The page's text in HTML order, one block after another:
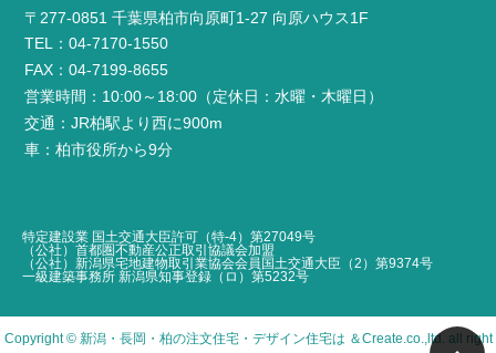
〒277-0851 千葉県柏市向原町1-27 向原ハウス1F
TEL：04-7170-1550
FAX：04-7199-8655
営業時間：10:00～18:00（定休日：水曜・木曜日）
交通：JR柏駅より西に900m
車：柏市役所から9分
特定建設業 国土交通大臣許可（特-4）第27049号
（公社）首都圏不動産公正取引協議会加盟
（公社）新潟県宅地建物取引業協会会員国土交通大臣（2）第9374号
一級建築事務所 新潟県知事登録（ロ）第5232号
Copyright © 新潟・長岡・柏の注文住宅・デザイン住宅は ＆Create.co.,ltd. all right